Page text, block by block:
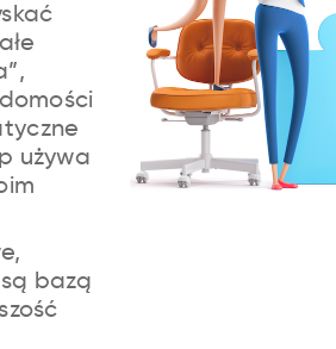
używa
bazą